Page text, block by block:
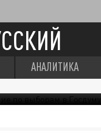
АНАЛИТИКА